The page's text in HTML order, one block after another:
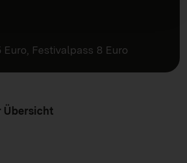
Euro, Festivalpass 8 Euro
Übersicht